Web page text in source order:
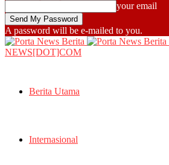
your email
A password will be e-mailed to you.
NEWS[DOT]COM
Berita Utama
Internasional